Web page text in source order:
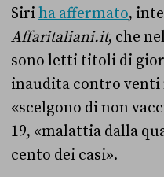
Siriha affermato,
Affaritaliani.it, che
sono letti titoli di
inaudita contro
«scelgono di non
19, «malattia dalla
cento dei casi».